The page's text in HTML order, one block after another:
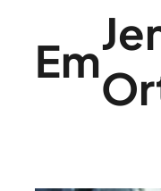
Em